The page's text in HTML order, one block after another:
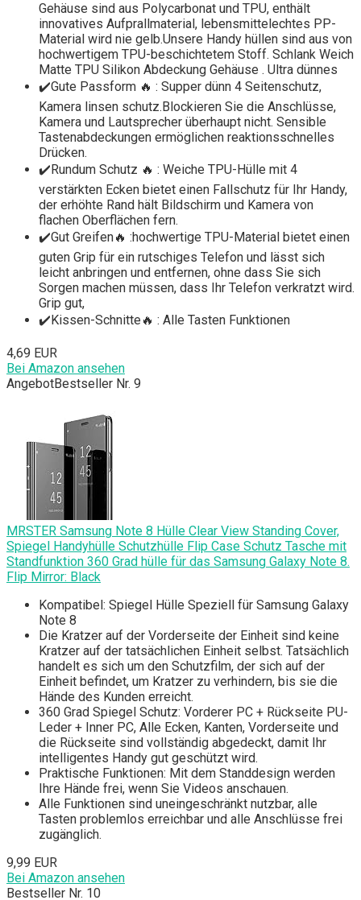
Gehäuse sind aus Polycarbonat und TPU, enthält
innovatives Aufprallmaterial, lebensmittelechtes PP-
Material wird nie gelb.Unsere Handy hüllen sind aus von
hochwertigem TPU-beschichtetem Stoff. Schlank Weich
Matte TPU Silikon Abdeckung Gehäuse . Ultra dünnes
✔️Gute Passform 🔥 : Supper dünn 4 Seitenschutz,
Kamera linsen schutz.Blockieren Sie die Anschlüsse,
Kamera und Lautsprecher überhaupt nicht. Sensible
Tastenabdeckungen ermöglichen reaktionsschnelles
Drücken.
✔️Rundum Schutz 🔥 : Weiche TPU-Hülle mit 4
verstärkten Ecken bietet einen Fallschutz für Ihr Handy,
der erhöhte Rand hält Bildschirm und Kamera von
flachen Oberflächen fern.
✔️Gut Greifen🔥 :hochwertige TPU-Material bietet einen
guten Grip für ein rutschiges Telefon und lässt sich
leicht anbringen und entfernen, ohne dass Sie sich
Sorgen machen müssen, dass Ihr Telefon verkratzt wird.
Grip gut,
✔️Kissen-Schnitte🔥 : Alle Tasten Funktionen
4,69 EUR
Bei Amazon ansehen
AngebotBestseller Nr. 9
MRSTER Samsung Note 8 Hülle Clear View Standing Cover,
Spiegel Handyhülle Schutzhülle Flip Case Schutz Tasche mit
Standfunktion 360 Grad hülle für das Samsung Galaxy Note 8.
Flip Mirror: Black
Kompatibel: Spiegel Hülle Speziell für Samsung Galaxy
Note 8
Die Kratzer auf der Vorderseite der Einheit sind keine
Kratzer auf der tatsächlichen Einheit selbst. Tatsächlich
handelt es sich um den Schutzfilm, der sich auf der
Einheit befindet, um Kratzer zu verhindern, bis sie die
Hände des Kunden erreicht.
360 Grad Spiegel Schutz: Vorderer PC + Rückseite PU-
Leder + Inner PC, Alle Ecken, Kanten, Vorderseite und
die Rückseite sind vollständig abgedeckt, damit Ihr
intelligentes Handy gut geschützt wird.
Praktische Funktionen: Mit dem Standdesign werden
Ihre Hände frei, wenn Sie Videos anschauen.
Alle Funktionen sind uneingeschränkt nutzbar, alle
Tasten problemlos erreichbar und alle Anschlüsse frei
zugänglich.
9,99 EUR
Bei Amazon ansehen
Bestseller Nr. 10